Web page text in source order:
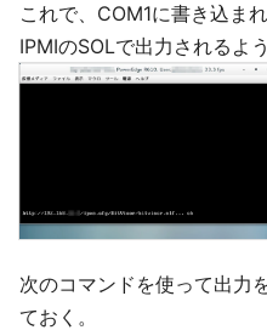
これで、COM1に書き込ま
IPMIのSOLで出力されるよ
次のコマンドを使って出力
ておく。